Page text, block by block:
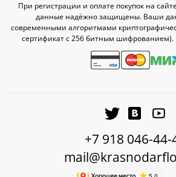
При регистрации и оплате покупок на
данные надёжно защищены. Ваши
современными алгоритмами
сертификат c 256 битным шифрованием).
+7 918 046-44-